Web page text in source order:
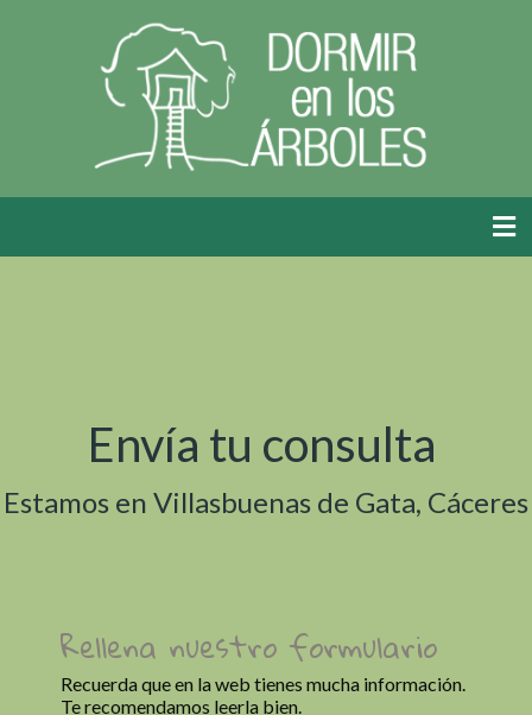
Envía tu consulta
Estamos en Villasbuenas de Gata, Cáceres
Rellena nuestro formulario
Recuerda que en la web tienes mucha información.
Te recomendamos leerla bien.